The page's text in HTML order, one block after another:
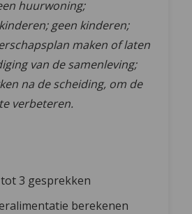
huurwoning;
geen kinderen;
maken of laten
van de samenleving;
na de scheiding, om de
verbeteren.
3 gesprekken
berekenen